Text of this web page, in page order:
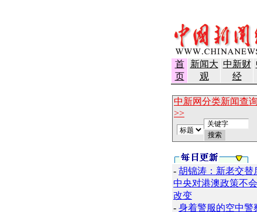
首
页
新闻大
观
中新财
经
中新网分类新闻查询
>>
- 胡锦涛：新老交替
中央对港澳政策不会
改变
- 身着警服的空中警